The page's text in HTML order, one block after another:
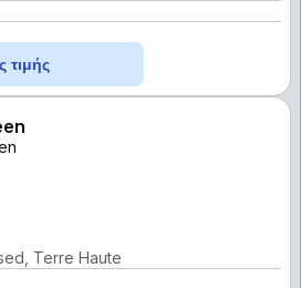
τιμής
Terre Haute